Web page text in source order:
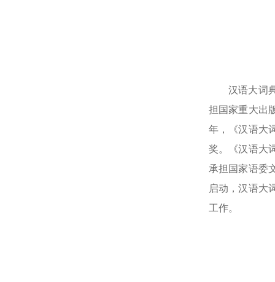
汉语大词
担国家重大出
年，《汉语大
奖。《汉语大
承担国家语委
启动，汉语大
工作。